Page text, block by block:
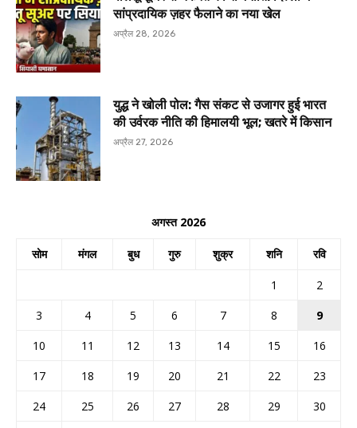
सांप्रदायिक ज़हर फैलाने का नया खेल
अप्रैल 28, 2026
युद्ध ने खोली पोल: गैस संकट से उजागर हुई भारत
की उर्वरक नीति की हिमालयी भूल; खतरे में किसान
अप्रैल 27, 2026
अगस्त 2026
सोम मंगल बुध गुरु शुक्र शनि रवि
1
2
3
4 5 6 7 8
9
10
11 12 13 14 15
16
17
18 19 20 21 22
23
24
25 26 27 28 29
30